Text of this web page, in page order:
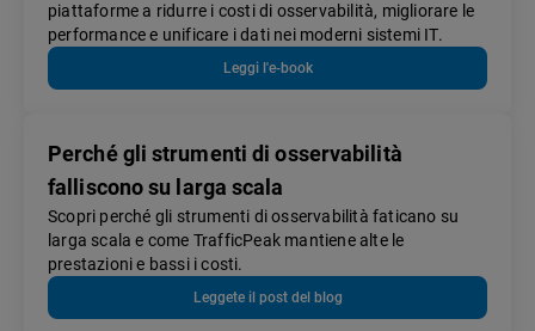
piattaforme a ridurre i costi di osservabilità, migliorare le
performance e unificare i dati nei moderni sistemi IT.
Leggi l'e-book
Perché gli strumenti di osservabilità
falliscono su larga scala
Scopri perché gli strumenti di osservabilità faticano su
larga scala e come TrafficPeak mantiene alte le
prestazioni e bassi i costi.
Leggete il post del blog